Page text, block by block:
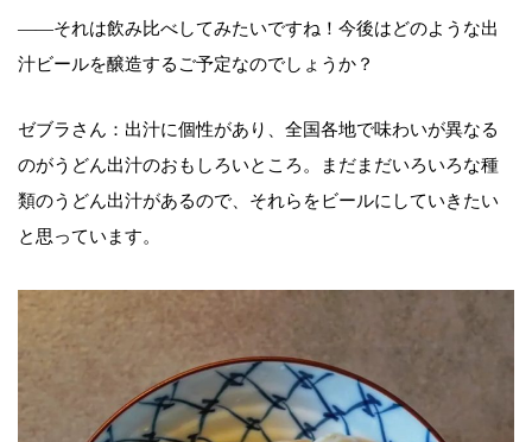
――それは飲み比べしてみたいですね！今後はどのような出
汁ビールを醸造するご予定なのでしょうか？
ゼブラさん：出汁に個性があり、全国各地で味わいが異なる
のがうどん出汁のおもしろいところ。まだまだいろいろな種
類のうどん出汁があるので、それらをビールにしていきたい
と思っています。